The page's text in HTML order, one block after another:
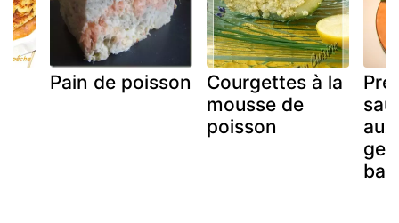
Pain de poisson
Courgettes à la
mousse de
poisson